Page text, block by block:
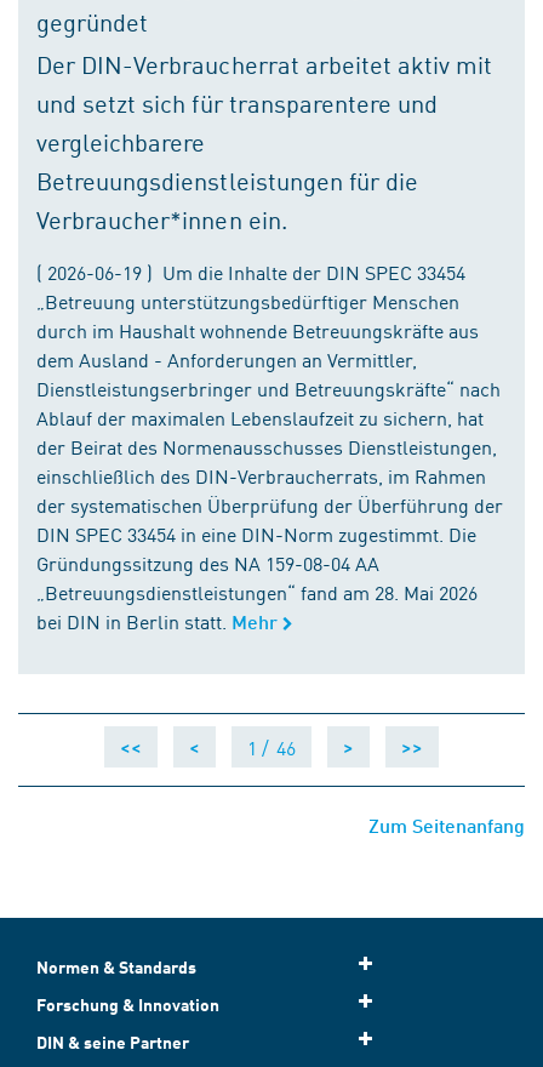
gegründet
Der DIN-Verbraucherrat arbeitet aktiv mit
und setzt sich für transparentere und
vergleichbarere
Betreuungsdienstleistungen für die
Verbraucher*innen ein.
( 2026-06-19 ) Um die Inhalte der DIN SPEC 33454
„Betreuung unterstützungsbedürftiger Menschen
durch im Haushalt wohnende Betreuungskräfte aus
dem Ausland - Anforderungen an Vermittler,
Dienstleistungserbringer und Betreuungskräfte“ nach
Ablauf der maximalen Lebenslaufzeit zu sichern, hat
der Beirat des Normenausschusses Dienstleistungen,
einschließlich des DIN-Verbraucherrats, im Rahmen
der systematischen Überprüfung der Überführung der
DIN SPEC 33454 in eine DIN-Norm zugestimmt. Die
Gründungssitzung des NA 159-08-04 AA
„Betreuungsdienstleistungen“ fand am 28. Mai 2026
bei DIN in Berlin statt. Mehr
<< < 1 / 46 > >>
Zum Seitenanfang
Normen & Standards
Forschung & Innovation
DIN & seine Partner